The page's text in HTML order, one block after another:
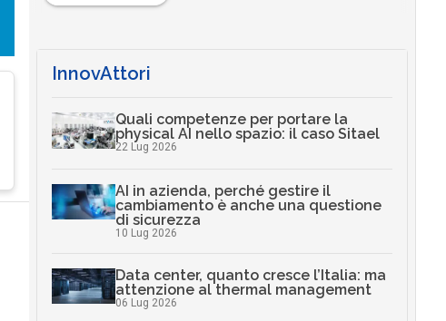
InnovAttori
Quali competenze per portare la
physical AI nello spazio: il caso Sitael
22 Lug 2026
AI in azienda, perché gestire il
cambiamento è anche una questione
di sicurezza
10 Lug 2026
Data center, quanto cresce l’Italia: ma
attenzione al thermal management
06 Lug 2026